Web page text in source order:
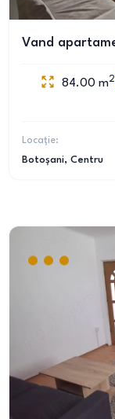
Vand
84.00 m2
Locație:
Botoșani, Centru